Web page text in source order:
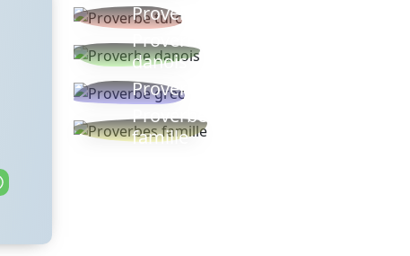
Proverbe turc
Proverbe
danois
Proverbe grec
Proverbes
famille